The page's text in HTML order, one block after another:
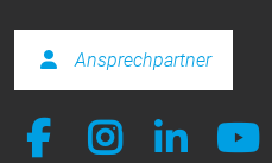
Ansprechpartner